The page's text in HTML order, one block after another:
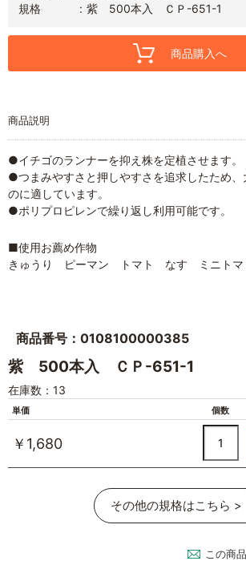
規格
紫 500本入 ＣＰ-651-1
商品購入へ
商品説明
●イチゴのランナーを抑え株を定植させます。
●つまみやすさと押しやすさを追求したため、
のに適しています。
●ポリプロピレンで繰り返し利用可能です。
■使用お薦め作物
きゅうり ピーマン トマト なす ミニトマ
商品番号：0108100000385
紫 500本入 ＣＰ-651-1
在庫数：13
単価 個数
￥1,680
その他の規格はこちら >
この商